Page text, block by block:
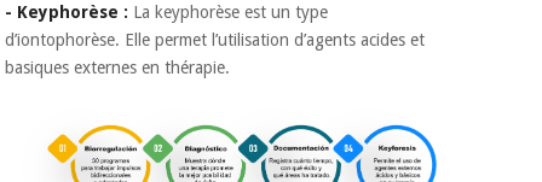
- Keyphorèse : La keyphorèse est un type
d’iontophorèse. Elle permet l’utilisation d’agents acides et
basiques externes en thérapie.